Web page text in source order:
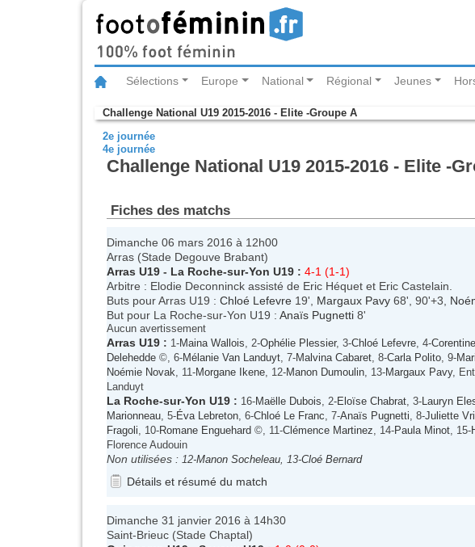
Sélections Europe National Régional Jeunes
Challenge National U19 2015-2016 - Elite -Groupe A
2e journée
4e journée
Challenge National U19 2015-2016 - Elite -
Fiches des matchs
Dimanche 06 mars 2016 à 12h00
Arras (Stade Degouve Brabant)
Arras U19 - La Roche-sur-Yon U19 : 4-1 (1-1)
Arbitre : Elodie Deconninck assisté de Eric Héquet et Eric Castelain.
Buts pour Arras U19 : Chloé Lefevre 19', Margaux Pavy 68', 90'+3,
But pour La Roche-sur-Yon U19 : Anaïs Pugnetti 8'
Aucun avertissement
Arras U19 : 1-Maina Wallois , 2-Ophélie Plessier, 3-Chloé Lefevre , 4-
Delehedde ©, 6-Mélanie Van Landuyt , 7-Malvina Cabaret , 8-Carla Polito , 9-
Noémie Novak , 11-Morgane Ikene , 12-Manon Dumoulin , 13-Margaux Pavy,
Landuyt
La Roche-sur-Yon U19 : 16-Maëlle Dubois , 2-Eloïse Chabrat , 3- Lauryn
Marionneau , 5-Éva Lebreton , 6-Chloé Le Franc , 7-Anaïs Pugnetti , 8-Juliette
Fragoli , 10-Romane Enguehard ©, 11-Clémence Martinez , 14-Paula Minot , 15-
Florence Audouin
Non utilisées : 12-Manon Socheleau , 13-Cloé Bernard
Détails et résumé du match
Dimanche 31 janvier 2016 à 14h30
Saint-Brieuc (Stade Chaptal)